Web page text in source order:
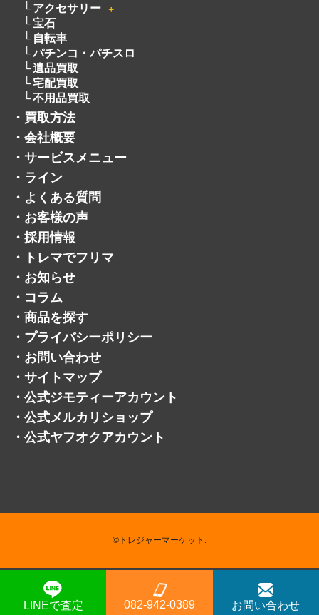
アクセサリー
＋
宝石
自転車
パチンコ・パチスロ
遺品買取
宅配買取
不用品買取
・ 買取方法
・ 会社概要
・ サービスメニュー
・ ライン
・ よくある質問
・ お客様の声
・ 採用情報
・
トレマでフリマ
・ お知らせ
・ コラム
・ 商品を探す
・ プライバシーポリシー
・ お問い合わせ
・ サイトマップ
・ 公式ジモティーアカウント
・ 公式メルカリショップ
・ 公式ヤフオクアカウント
©トレジャーマーケット.
LINEで査定 082-942-0389 お問い合わせ